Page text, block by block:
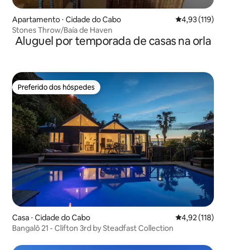
Apartamento ⋅ Cidade do Cabo 4,93 de uma
4,93 (119)
Stones Throw/Baía de Haven
Aluguel por temporada de casas na orla
Preferido dos hóspedes
Preferido dos hóspedes
Casa ⋅ Cidade do Cabo 4,92 de uma
4,92 (118)
Bangalô 21 - Clifton 3rd by Steadfast Collection